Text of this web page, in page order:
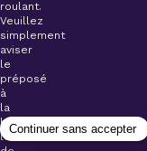
roulant.
Veuillez
simplement
aviser
le
préposé
à
la
billetterie
lors